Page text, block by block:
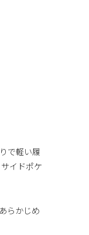
で軽い履
イドポケ
らかじめ